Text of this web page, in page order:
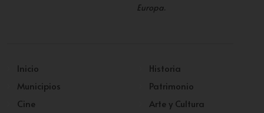
Europa.
Inicio
Municipios
Cine
Historia
Patrimonio
Arte y Cultura